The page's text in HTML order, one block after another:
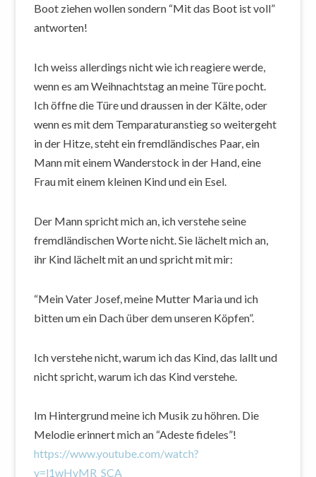
Boot ziehen wollen sondern “Mit das Boot ist voll”
antworten!
Ich weiss allerdings nicht wie ich reagiere werde,
wenn es am Weihnachtstag an meine Türe pocht.
Ich öffne die Türe und draussen in der Kälte, oder
wenn es mit dem Temparaturanstieg so weitergeht
in der Hitze, steht ein fremdländisches Paar, ein
Mann mit einem Wanderstock in der Hand, eine
Frau mit einem kleinen Kind und ein Esel.
Der Mann spricht mich an, ich verstehe seine
fremdländischen Worte nicht. Sie lächelt mich an,
ihr Kind lächelt mit an und spricht mit mir:
“Mein Vater Josef, meine Mutter Maria und ich
bitten um ein Dach über dem unseren Köpfen”.
Ich verstehe nicht, warum ich das Kind, das lallt und
nicht spricht, warum ich das Kind verstehe.
Im Hintergrund meine ich Musik zu höhren. Die
Melodie erinnert mich an “Adeste fideles”!
https://www.youtube.com/watch?
v=l1wHyMR_SCA